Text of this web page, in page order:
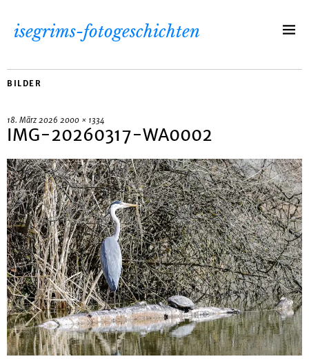
isegrims-fotogeschichten
BILDER
18. März 2026 2000 × 1334
IMG-20260317-WA0002